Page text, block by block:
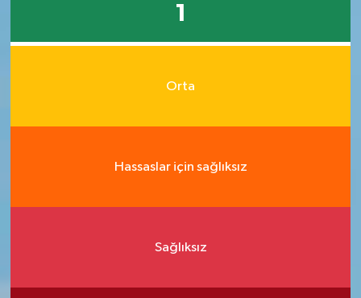
1
Orta
Hassaslar için sağlıksız
Sağlıksız